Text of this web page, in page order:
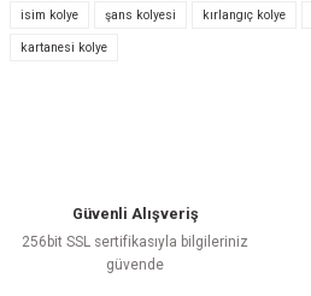
isim kolye şans kolyesi kırlangıç kolye
kartanesi kolye
Güvenli Alışveriş
256bit SSL sertifikasıyla bilgileriniz
güvende